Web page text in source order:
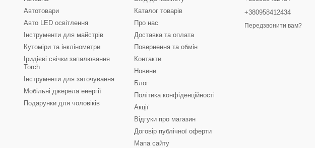
Автотовари
Авто LED освітлення
Інструменти для майстрів
Кутоміри та інклінометри
Іридієві свічки запалювання
Torch
Інструменти для заточування
Мобільні джерела енергії
Подарунки для чоловіків
Каталог товарів
Про нас
Доставка та оплата
Повернення та обмін
Контакти
Новини
Блог
Політика конфіденційності
Акції
Відгуки про магазин
Договір публічної оферти
Мапа сайту
+380958412434
Передзвонити вам?